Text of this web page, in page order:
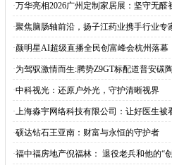
·万华亮相2026广州定制家居展：坚守无醛
·聚焦脑肠轴前沿，扬子江药业携手行业专
·颜明星AI超级直播全民创富峰会杭州落幕
·为驾驭激情而生:腾势Z9GT标配道普安碳
·中科视光：还原户外光，守护清晰视界
·上海淼宇网络科技有限公司：让好医生被
·硕达钻石王亚南：财富与永恒的守护者
·福中福房地产倪福林： 退役老兵和他的“